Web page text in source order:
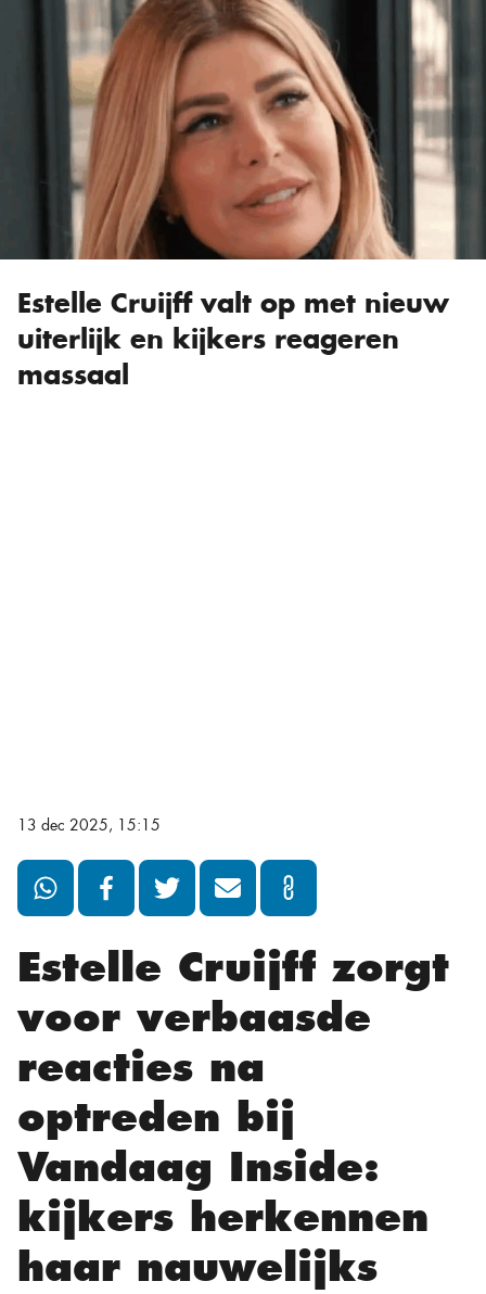
Estelle Cruijff valt op met nieuw
uiterlijk en kijkers reageren
massaal
13 dec 2025, 15:15
Estelle Cruijff zorgt
voor verbaasde
reacties na
optreden bij
Vandaag Inside:
kijkers herkennen
haar nauwelijks